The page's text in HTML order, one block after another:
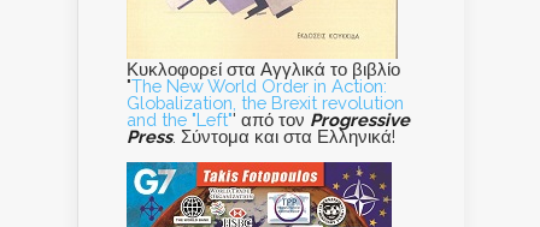
Κυκλοφορεί στα Αγγλικά το βιβλίο
"The New World Order in Action:
Globalization, the Brexit revolution
and the "Left"' από τον Progressive
Press. Σύντομα και στα Ελληνικά!